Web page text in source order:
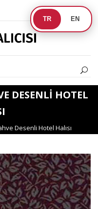
TR EN
DESENLI HOTEL
Desenli Hotel Halısı